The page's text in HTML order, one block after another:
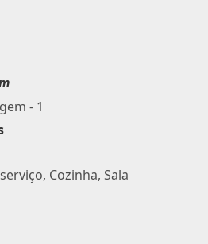
- 1
Cozinha, Sala